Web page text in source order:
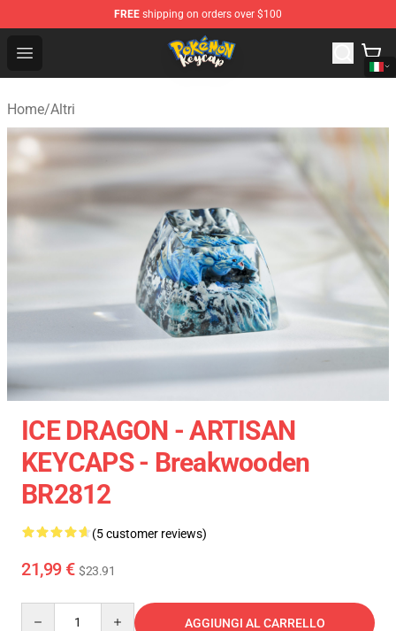
FREE shipping on orders over $100
Open menu
Pokemon Keycap Shop - The Best Store of Pokemon
Home/Altri
ICE DRAGON - ARTISAN
KEYCAPS - Breakwooden
BR2812
(5 customer reviews)
21,99 € $23.91
AGGIUNGI AL CARRELLO